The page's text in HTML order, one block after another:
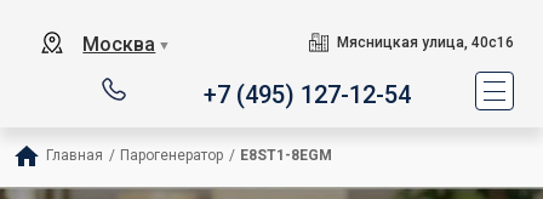
Москва ▼ Мясницкая улица, 40с16
+7 (495) 127-12-54
Главная / Парогенератор / E8ST1-8EGM